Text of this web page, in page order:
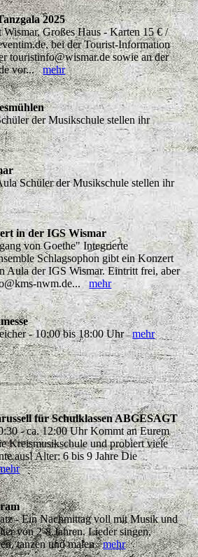
2025
Wismar, Großes Haus - Karten 15 € /
bei der Tourist-Information
touristinfo@wismar.de sowie an der
vor...mehr
der Musikschule stellen ihr
Schüler der Musikschule stellen ihr
in der IGS Wismar
von Goethe" Integrierte
Schlagsophon gibt ein Konzert
Aula der IGS Wismar. Eintritt frei, aber
nwm.de...mehr
- 10:00 bis 18:00 Uhrmehr
für Schulklassen ABGESAGT
- ca. 12:00 Uhr Kommt an Eurem
Kreismusikschule und probiert viele
aus! Alter: 6 bis 9 Jahre Die
- Ein Nachmittag voll mit Musik und
von 2-8 Jahren. Lieder singen,
tanzen und malenmehr